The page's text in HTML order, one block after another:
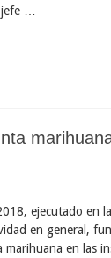
…
ejecutado en
en general,
en las